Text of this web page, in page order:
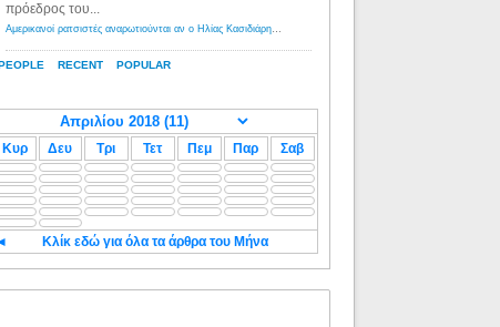
PEOPLE RECENT POPULAR
πρόεδρος του...
Αμερικανοί ρατσιστές αναρωτιούνται αν ο Ηλίας Κασιδιάρης ανήκει στη λευκή φυλή... - Λόγιος Ερμής
Κυρ Δευ Τρι Τετ Πεμ Παρ Σαβ
Κλίκ εδώ για όλα τα άρθρα του Μήνα